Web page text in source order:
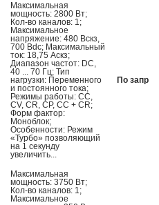
Максимальная
мощность: 2800 Вт;
Кол-во каналов: 1;
Максимальное
напряжение: 480 Вскз,
700 Вdc; Максимальный
ток: 18,75 Аскз;
Диапазон частот: DC,
40 ... 70 Гц; Тип
нагрузки: Переменного
и постоянного тока;
Режимы работы: CC,
CV, CR, CP, CC + CR;
Форм фактор:
Моноблок;
Особенности: Режим
«Турбо» позволяющий
на 1 секунду
увеличить...
По
Максимальная
мощность: 3750 Вт;
Кол-во каналов: 1;
Максимальное